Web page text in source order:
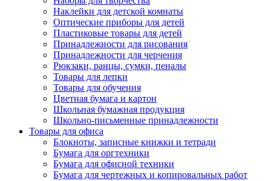
Наклейки для детской комнаты
Оптические приборы для детей
Пластиковые товары для детей
Принадлежности для рисования
Принадлежности для черчения
Рюкзаки, ранцы, сумки, пеналы
Товары для лепки
Товары для обучения
Цветная бумага и картон
Школьная бумажная продукция
Школьно-письменные принадлежности
Товары для офиса
Блокноты, записные книжки и тетради
Бумага для оргтехники
Бумага для офисной техники
Бумага для чертежных и копировальных работ